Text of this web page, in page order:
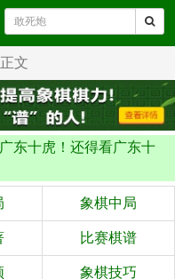
正文
东十虎！还得看广东十
象棋中局
比赛棋谱
象棋技巧